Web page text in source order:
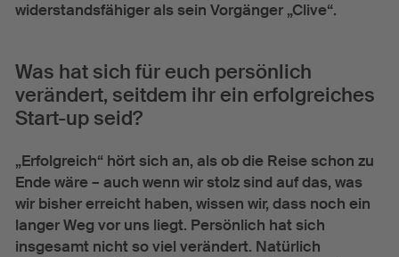
widerstandsfähiger als sein Vorgänger „Clive“.
Was hat sich für euch persönlich
verändert, seitdem ihr ein erfolgreiches
Start-up seid?
„Erfolgreich“ hört sich an, als ob die Reise schon zu
Ende wäre – auch wenn wir stolz sind auf das, was
wir bisher erreicht haben, wissen wir, dass noch ein
langer Weg vor uns liegt. Persönlich hat sich
insgesamt nicht so viel verändert. Natürlich